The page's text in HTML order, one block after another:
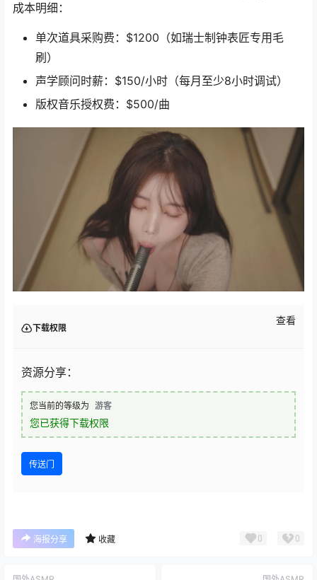
成本明细：
单次道具采购费：$1200（如瑞士制钟表匠专用毛
刷）
声学顾问时薪：$150/小时（每月至少8小时调试）
版权音乐授权费：$500/曲
下载权限
查看
资源分享：
您当前的等级为 游客
您已获得下载权限
传送门
海报分享 收藏 0 0